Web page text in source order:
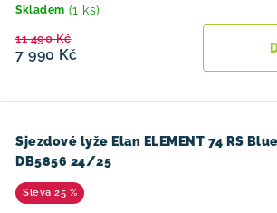
Skladem (1 ks)
7 990 Kč
11 490 Kč
Sjezdové lyže Elan ELEMENT 74 RS
DB5856 24/25
25 %